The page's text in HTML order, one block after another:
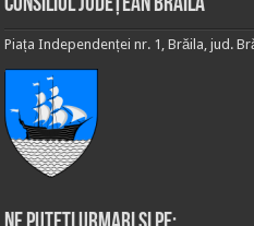
Piața Independenței nr. 1, Brăila, jud.